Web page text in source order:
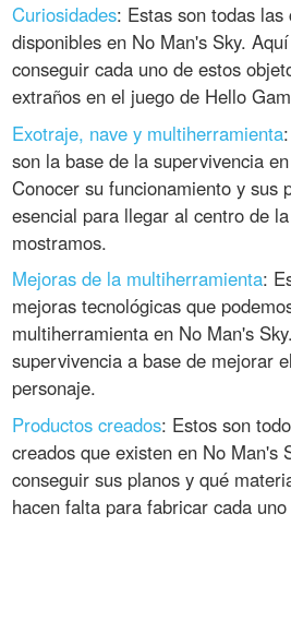
Curiosidades: Estas son todas las
disponibles en No Man's Sky.
conseguir cada uno de estos
extraños en el juego de Hello
Exotraje, nave y multiherramienta
son la base de la supervivencia
Conocer su funcionamiento y sus
esencial para llegar al centro de
mostramos.
Mejoras de la multiherramienta:
mejoras tecnológicas que
multiherramienta en No Man's
supervivencia a base de mejorar
personaje.
Productos creados: Estos son
creados que existen en No Man's
conseguir sus planos y qué
hacen falta para fabricar cada